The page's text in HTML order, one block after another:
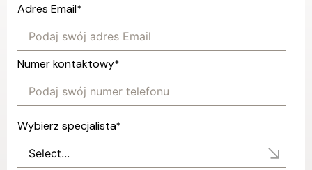
Adres Email*
Numer kontaktowy*
Wybierz specjalista*